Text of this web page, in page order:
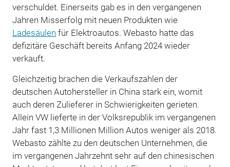
verschuldet. Einerseits gab es in den vergangenen
Jahren Misserfolg mit neuen Produkten wie
Ladesäulen für Elektroautos. Webasto hatte das
defizitäre Geschäft bereits Anfang 2024 wieder
verkauft.
Gleichzeitig brachen die Verkaufszahlen der
deutschen Autohersteller in China stark ein, womit
auch deren Zulieferer in Schwierigkeiten gerieten.
Allein VW lieferte in der Volksrepublik im vergangenen
Jahr fast 1,3 Millionen Million Autos weniger als 2018.
Webasto zählte zu den deutschen Unternehmen, die
im vergangenen Jahrzehnt sehr auf den chinesischen